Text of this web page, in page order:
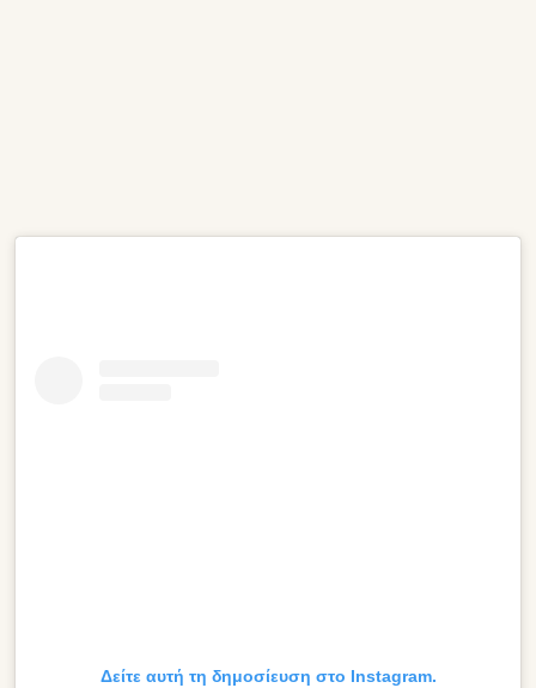
Δείτε αυτή τη δημοσίευση στο Instagram.